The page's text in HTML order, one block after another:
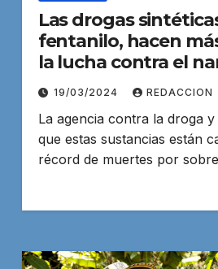
Las drogas
fentanilo, hacen
la lucha contra el
19/03/2024 REDACCION
La agencia contra la droga
que estas sustancias están
récord de muertes por